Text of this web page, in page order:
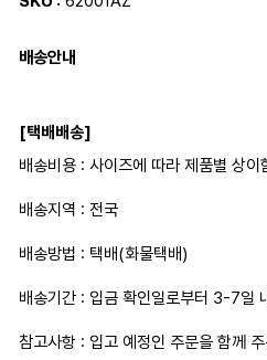
배송안내
[택배배송]
배송비용 : 사이즈에 따라 제품별 상이
배송지역 : 전국
배송방법 : 택배(화물택배)
배송기간 : 입금 확인일로부터 3-7일
참고사항 : 입고 예정인 주문을 함께